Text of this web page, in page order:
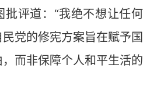
批评道：“我绝不想让任何
党的修宪方案旨在赋予国
而非保障个人和平生活的